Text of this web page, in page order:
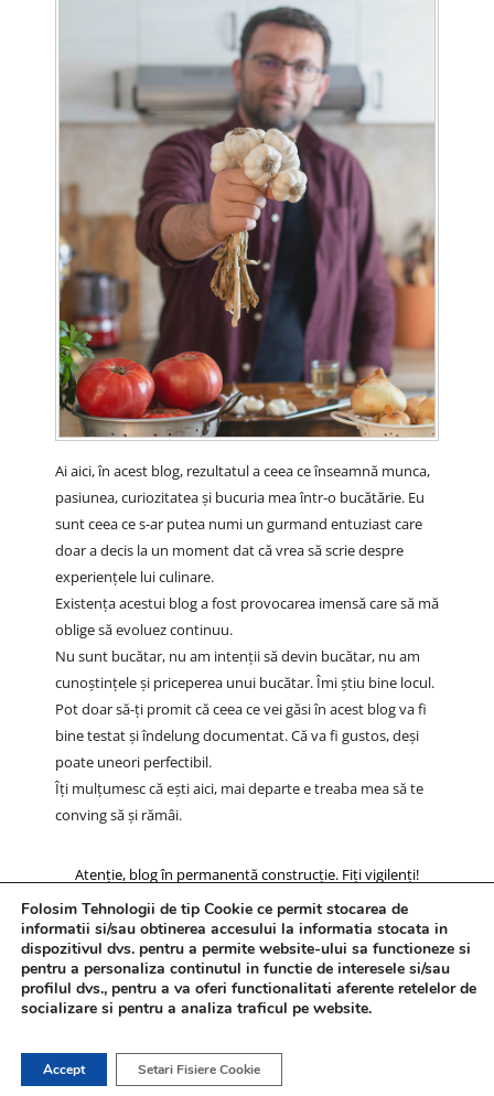
Ai aici, în acest blog, rezultatul a ceea ce înseamnă munca,
pasiunea, curiozitatea și bucuria mea într-o bucătărie. Eu
sunt ceea ce s-ar putea numi un gurmand entuziast care
doar a decis la un moment dat că vrea să scrie despre
experiențele lui culinare.
Existența acestui blog a fost provocarea imensă care să mă
oblige să evoluez continuu.
Nu sunt bucătar, nu am intenții să devin bucătar, nu am
cunoștințele și priceperea unui bucătar. Îmi știu bine locul.
Pot doar să-ți promit că ceea ce vei găsi în acest blog va fi
bine testat și îndelung documentat. Că va fi gustos, deși
poate uneori perfectibil.
Îți mulțumesc că ești aici, mai departe e treaba mea să te
conving să și rămâi.
Atenție, blog în permanentă construcție. Fiți vigilenți!
Folosim Tehnologii de tip Cookie ce permit stocarea de
informatii si/sau obtinerea accesului la informatia stocata in
dispozitivul dvs. pentru a permite website-ului sa functioneze si
pentru a personaliza continutul in functie de interesele si/sau
profilul dvs., pentru a va oferi functionalitati aferente retelelor de
socializare si pentru a analiza traficul pe website.
Accept Setari Fisiere Cookie